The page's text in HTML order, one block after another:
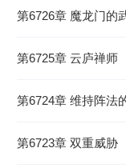
第6726章 魔龙门的
第6725章 云庐禅师
第6724章 维持阵法
第6723章 双重威胁